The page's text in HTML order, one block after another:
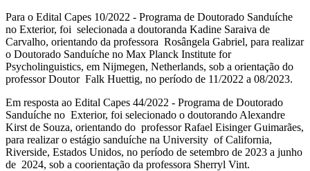
Para o Edital Capes 10/2022 - Programa de Doutorado Sanduíche
no Exterior, foi selecionada a doutoranda Kadine Saraiva de
Carvalho, orientando da professora Rosângela Gabriel, para realizar
o Doutorado Sanduíche no Max Planck Institute for
Psycholinguistics, em Nijmegen, Netherlands, sob a orientação do
professor Doutor Falk Huettig, no período de 11/2022 a 08/2023.
Em resposta ao Edital Capes 44/2022 - Programa de Doutorado
Sanduíche no Exterior, foi selecionado o doutorando Alexandre
Kirst de Souza, orientando do professor Rafael Eisinger Guimarães,
para realizar o estágio sanduíche na University of California,
Riverside, Estados Unidos, no período de setembro de 2023 a junho
de 2024, sob a coorientação da professora Sherryl Vint.